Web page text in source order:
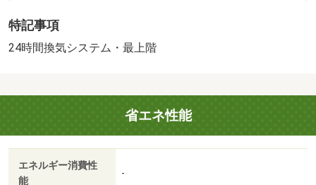
（契約時保証委託料：２．２万／月額保証委託料：賃料総
額の２．２％又は５．５％ ※ペット可は２．５万／２．
親身にサポート☆理想のお住いを一緒に見つけましょう
◆◇◆・バイク置場：なし・駐輪場：有/クリーニング
費 70000円
特記事項
24時間換気システム・最上階
省エネ性能
エネルギー消費性
能
-